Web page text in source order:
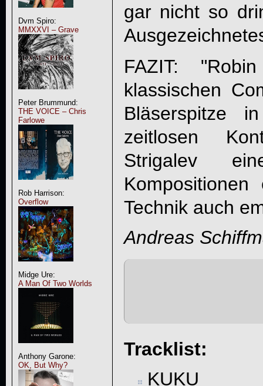
Dvm Spiro:
MMXXVI – Grave
Peter Brummund:
THE VOICE – Chris
Farlowe
Rob Harrison:
Overflow
Midge Ure:
A Man Of Two Worlds
Anthony Garone:
OK, But Why?
gar nicht so
FAZIT: "
klassischen
Bläserspitze
zeitlosen
Strigalev
Technik auch
Andreas
Tracklist:
KUKU